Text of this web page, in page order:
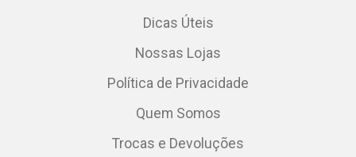
Dicas Úteis
Nossas Lojas
Política de Privacidade
Quem Somos
Trocas e Devoluções